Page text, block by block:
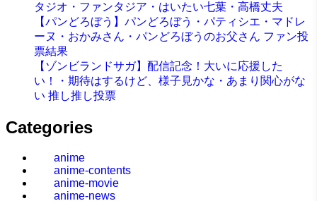
タジオ・ファンタジア・はいたい七葉・高橋丈夫
【パンどろぼう】パンどろぼう・パティシエ・マドレ
ーヌ・おかみさん・パンどろぼうのお父さん ファン投
票結果
【ゾンビランドサガ】配信記念！大いに応援した
い！・期待はするけど、様子見かな・あまり関心がな
い 推し推し投票
Categories
anime
anime-contents
anime-movie
anime-news